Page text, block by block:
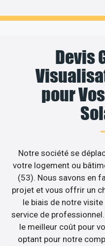
Devis
pour
Notre société se
votre logement ou
(53). Nous savons en
projet et vous offrir un
le biais de notre
service de
le meilleur coût pour
optant pour notre